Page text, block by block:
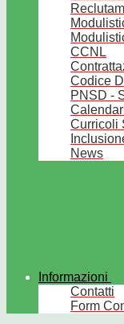
CCNL
Codice
PNSD -
Curricoli
News
Informazioni
Contatti
Form